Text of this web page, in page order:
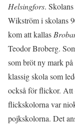
Helsingfors.
Wikström i skolans
kom att kallas
Teodor Broberg.
som bröt ny mark
klassig skola som
också för flickor. Att
flickskolorna var
pojkskolorna. Det